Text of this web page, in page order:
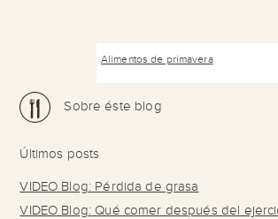
Alimentos de primavera
Sobre éste blog
Últimos posts
VIDEO Blog: Pérdida de grasa
VIDEO Blog: Qué comer después del